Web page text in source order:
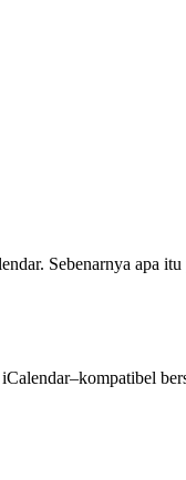
Sebenarnya apa